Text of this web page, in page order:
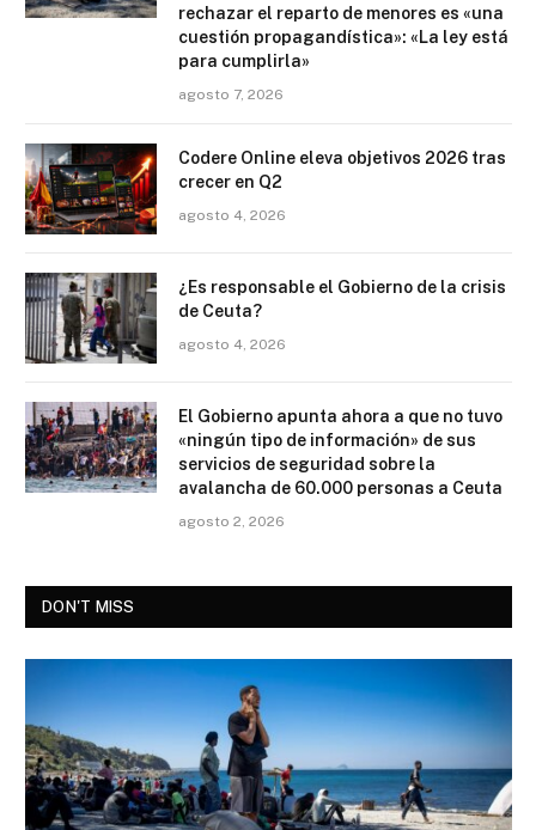
rechazar el reparto de menores es «una
cuestión propagandística»: «La ley está
para cumplirla»
agosto 7, 2026
Codere Online eleva objetivos 2026 tras
crecer en Q2
agosto 4, 2026
¿Es responsable el Gobierno de la crisis
de Ceuta?
agosto 4, 2026
El Gobierno apunta ahora a que no tuvo
«ningún tipo de información» de sus
servicios de seguridad sobre la
avalancha de 60.000 personas a Ceuta
agosto 2, 2026
DON'T MISS